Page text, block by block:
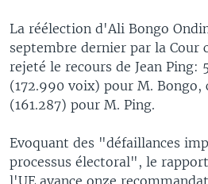
La réélection d'Ali Bongo
septembre dernier par la
rejeté le recours de Jean Ping:
(172.990 voix) pour M. Bongo,
(161.287) pour M. Ping.
Evoquant des "défaillances
processus électoral", le
l'UE avance onze